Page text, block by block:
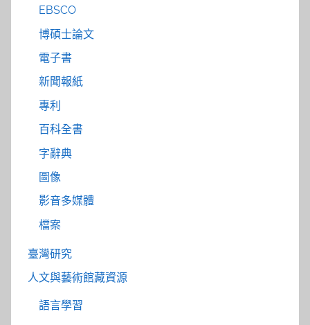
EBSCO
博碩士論文
電子書
新聞報紙
專利
百科全書
字辭典
圖像
影音多媒體
檔案
臺灣研究
人文與藝術館藏資源
語言學習